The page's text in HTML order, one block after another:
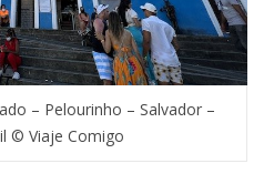
– Pelourinho – Salvador –
© Viaje Comigo